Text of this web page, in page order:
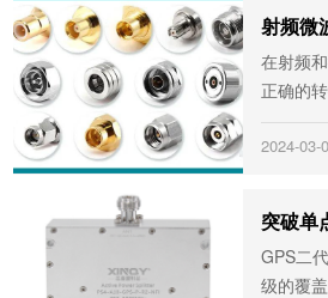
射频微
在射频
正确的
波转接
测试数据
2024-03-
GPS二
级的覆